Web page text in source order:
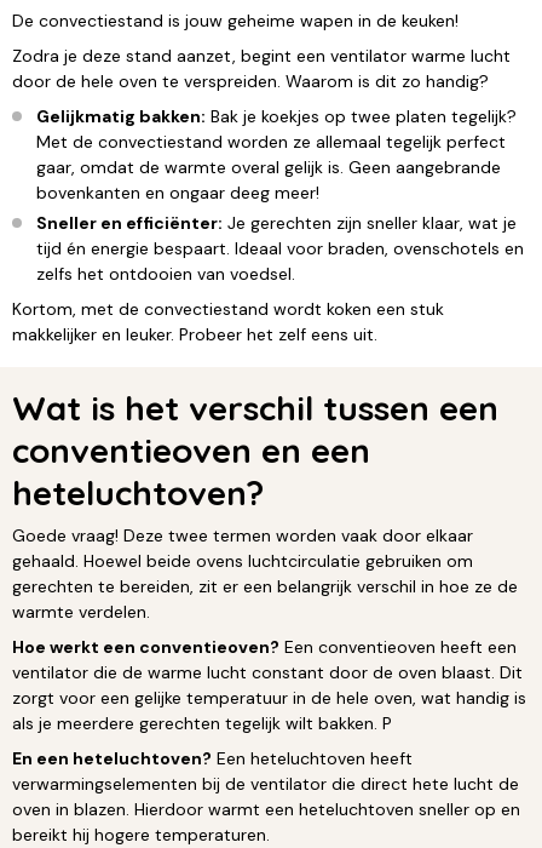
De convectiestand is jouw geheime wapen in de keuken!
Zodra je deze stand aanzet, begint een ventilator warme lucht
door de hele oven te verspreiden. Waarom is dit zo handig?
Gelijkmatig bakken: Bak je koekjes op twee platen tegelijk?
Met de convectiestand worden ze allemaal tegelijk perfect
gaar, omdat de warmte overal gelijk is. Geen aangebrande
bovenkanten en ongaar deeg meer!
Sneller en efficiënter: Je gerechten zijn sneller klaar, wat je
tijd én energie bespaart. Ideaal voor braden, ovenschotels en
zelfs het ontdooien van voedsel.
Kortom, met de convectiestand wordt koken een stuk
makkelijker en leuker. Probeer het zelf eens uit.
Wat is het verschil tussen een
conventieoven en een
heteluchtoven?
Goede vraag! Deze twee termen worden vaak door elkaar
gehaald. Hoewel beide ovens luchtcirculatie gebruiken om
gerechten te bereiden, zit er een belangrijk verschil in hoe ze de
warmte verdelen.
Hoe werkt een conventieoven? Een conventieoven heeft een
ventilator die de warme lucht constant door de oven blaast. Dit
zorgt voor een gelijke temperatuur in de hele oven, wat handig is
als je meerdere gerechten tegelijk wilt bakken. P
En een heteluchtoven? Een heteluchtoven heeft
verwarmingselementen bij de ventilator die direct hete lucht de
oven in blazen. Hierdoor warmt een heteluchtoven sneller op en
bereikt hij hogere temperaturen.